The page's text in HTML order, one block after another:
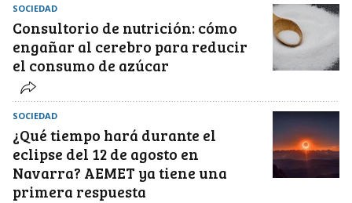
SOCIEDAD
Consultorio de nutrición: cómo
engañar al cerebro para reducir
el consumo de azúcar
SOCIEDAD
¿Qué tiempo hará durante el
eclipse del 12 de agosto en
Navarra? AEMET ya tiene una
primera respuesta